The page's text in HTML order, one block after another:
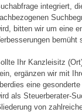
integriert,
bitten wir um eine
bemüht
Ihr Kanzleisitz
ergänzen wir mit
eine
als Steuerberater-
von